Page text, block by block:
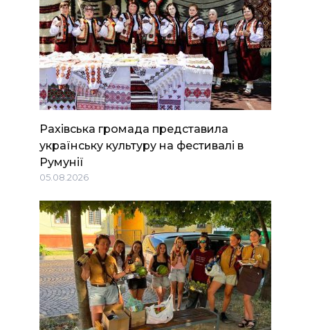
Рахівська громада представила
українську культуру на фестивалі в
Румунії
05.08.2026